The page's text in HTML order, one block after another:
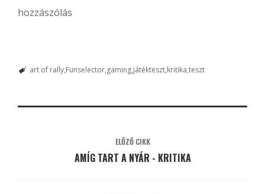
hozzászólás
art of rally Funselector gaming játékteszt kritika teszt
ELŐZŐ CIKK
AMÍG TART A NYÁR - KRITIKA